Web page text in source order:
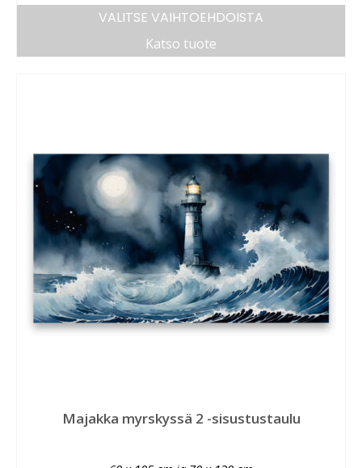
VALITSE VAIHTOEHDOISTA
Katso tuote
Majakka myrskyssä 2 -sisustustaulu